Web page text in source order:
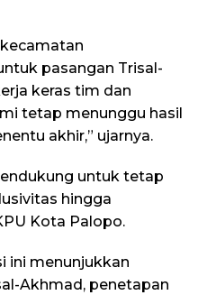
pasangan Trisal-
keras tim dan
tetap menunggu hasil
akhir,” ujarnya.
untuk tetap
hingga
Kota Palopo.
ini menunjukkan
Akhmad, penetapan